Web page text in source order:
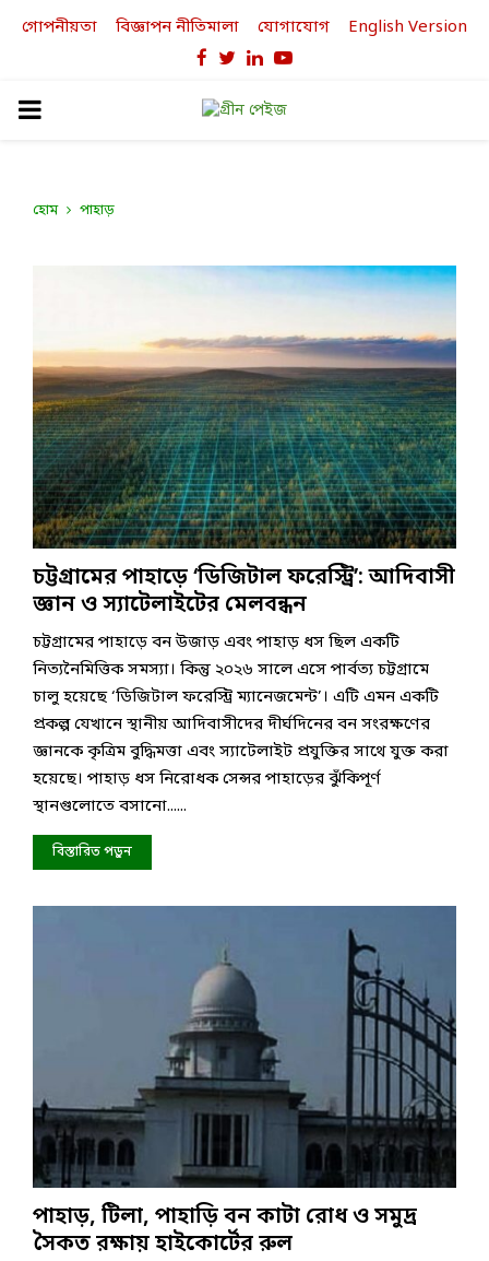
গোপনীয়তা বিজ্ঞাপন নীতিমালা যোগাযোগ English Version
Facebook
TwitterLinkedinYoutube
PRIMARY
হোম পাহাড়
চট্টগ্রামের পাহাড়ে ‘ডিজিটাল ফরেস্ট্রি’: আদিবাসী
জ্ঞান ও স্যাটেলাইটের মেলবন্ধন
চট্টগ্রামের পাহাড়ে বন উজাড় এবং পাহাড় ধস ছিল একটি
নিত্যনৈমিত্তিক সমস্যা। কিন্তু ২০২৬ সালে এসে পার্বত্য চট্টগ্রামে
চালু হয়েছে ‘ডিজিটাল ফরেস্ট্রি ম্যানেজমেন্ট’। এটি এমন একটি
প্রকল্প যেখানে স্থানীয় আদিবাসীদের দীর্ঘদিনের বন সংরক্ষণের
জ্ঞানকে কৃত্রিম বুদ্ধিমত্তা এবং স্যাটেলাইট প্রযুক্তির সাথে যুক্ত করা
হয়েছে। পাহাড় ধস নিরোধক সেন্সর পাহাড়ের ঝুঁকিপূর্ণ
স্থানগুলোতে বসানো......
বিস্তারিত পড়ুন
পাহাড়, টিলা, পাহাড়ি বন কাটা রোধ ও সমুদ্র
সৈকত রক্ষায় হাইকোর্টের রুল